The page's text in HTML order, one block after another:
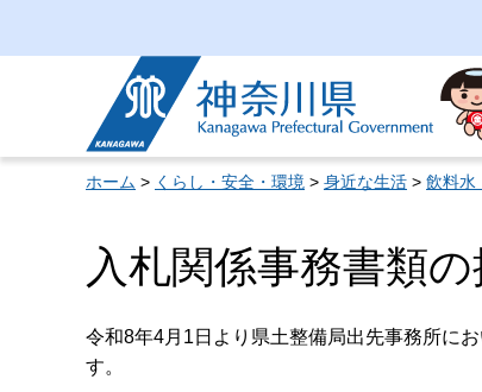
神奈川県
ホーム > くらし・安全・環境 > 身近な生活 > 飲料水
入札関係事務書類
令和8年4月1日より県土整備局出先事務所に
す。